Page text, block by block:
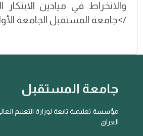
/>جامعة المستقبل الجامعة
جامعة المستقبل
مؤسسة تعليمية تابعة لوزارة التعليم
العراق